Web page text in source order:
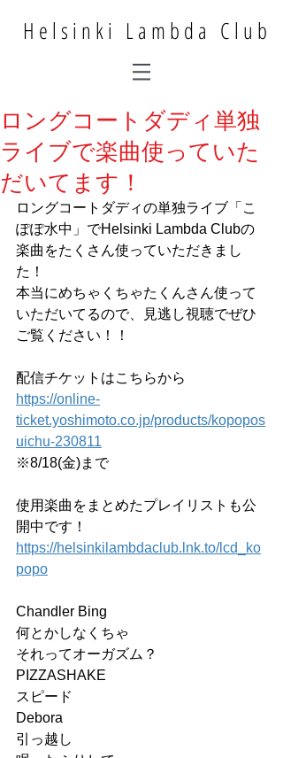
Helsinki Lambda Club
ロングコートダディ単独
ライブで楽曲使っていた
だいてます！
ロングコートダディの単独ライブ「こ
ぽぽ水中」でHelsinki Lambda Clubの
楽曲をたくさん使っていただきまし
た！
本当にめちゃくちゃたくんさん使って
いただいてるので、見逃し視聴でぜひ
ご覧ください！！
配信チケットはこちらから
https://online-
ticket.yoshimoto.co.jp/products/kopopos
uichu-230811
※8/18(金)まで
使用楽曲をまとめたプレイリストも公
開中です！
https://helsinkilambdaclub.lnk.to/lcd_ko
popo
Chandler Bing
何とかしなくちゃ
それってオーガズム？
PIZZASHAKE
スピード
Debora
引っ越し